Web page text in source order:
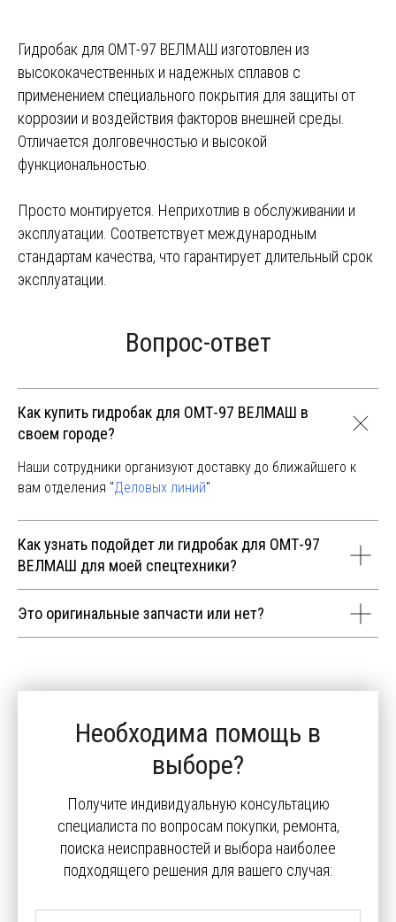
Гидробак для ОМТ-97 ВЕЛМАШ изготовлен из
высококачественных и надежных сплавов с
применением специального покрытия для защиты от
коррозии и воздействия факторов внешней среды.
Отличается долговечностью и высокой
функциональностью.
Просто монтируется. Неприхотлив в обслуживании и
эксплуатации. Соответствует международным
стандартам качества, что гарантирует длительный срок
эксплуатации.
Вопрос-ответ
Как купить гидробак для ОМТ-97 ВЕЛМАШ в
своем городе?
Наши сотрудники организуют доставку до ближайшего к
вам отделения "Деловых линий"
Как узнать подойдет ли гидробак для ОМТ-97
ВЕЛМАШ для моей спецтехники?
Это оригинальные запчасти или нет?
Необходима помощь в
выборе?
Получите индивидуальную консультацию
специалиста по вопросам покупки, ремонта,
поиска неисправностей и выбора наиболее
подходящего решения для вашего случая: